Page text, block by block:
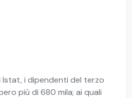
Istat, i dipendenti del terzo
più di 680 mila; ai quali